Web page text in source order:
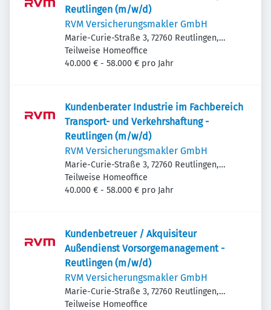
Reutlingen (m/w/d)
RVM Versicherungsmakler GmbH
Marie-Curie-Straße 3, 72760 Reutlingen,
Deutschland
Teilweise Homeoffice
40.000 € - 58.000 € pro Jahr
Kundenberater Industrie im Fachbereich
Transport- und Verkehrshaftung -
Reutlingen (m/w/d)
RVM Versicherungsmakler GmbH
Marie-Curie-Straße 3, 72760 Reutlingen,
Deutschland
Teilweise Homeoffice
40.000 € - 58.000 € pro Jahr
Kundenbetreuer / Akquisiteur
Außendienst Vorsorgemanagement -
Reutlingen (m/w/d)
RVM Versicherungsmakler GmbH
Marie-Curie-Straße 3, 72760 Reutlingen,
Deutschland
Teilweise Homeoffice